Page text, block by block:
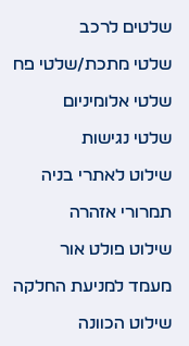
שלטים לרכב
שלטי מתכת/שלטי פח
שלטי אלומיניום
שלטי נגישות
שילוט לאתרי בניה
תמרורי אזהרה
שילוט פולט אור
מעמד למניעת החלקה
שילוט הכוונה